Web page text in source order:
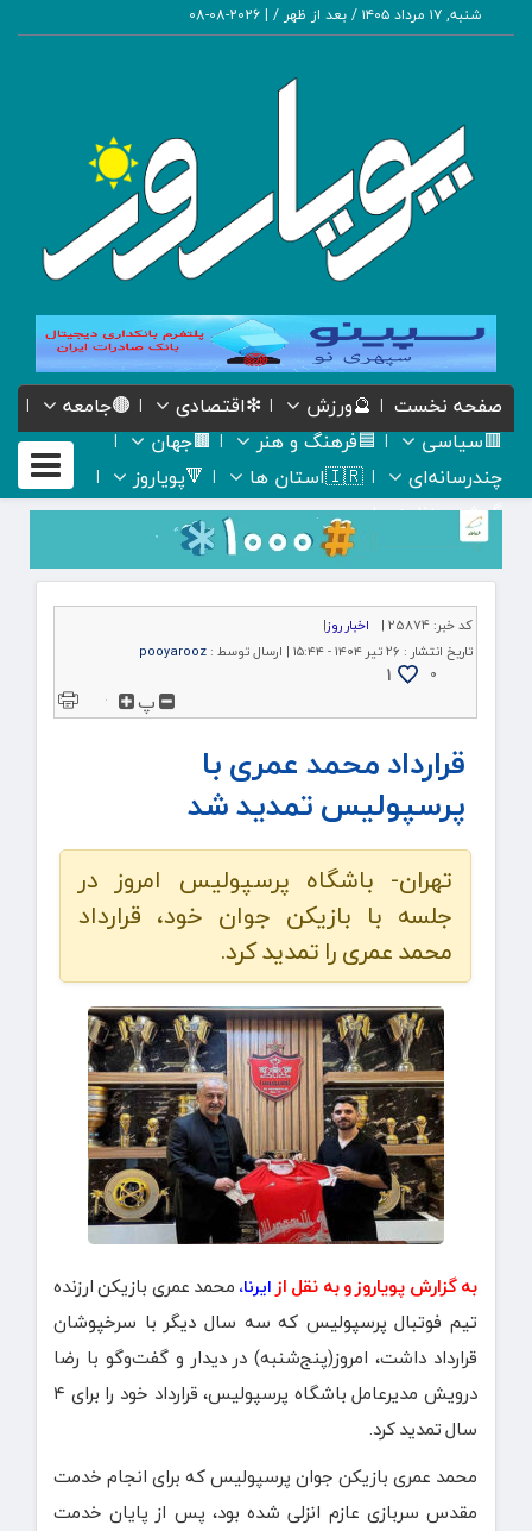
شنبه, ۱۷ مرداد ۱۴۰۵ / بعد از ظهر / |
2026-08-08
صفحه نخست 🔮ورزش ❇اقتصادی
🟤جامعه
🟥سیاسی
🟦فرهنگ و هنر
🟫جهان
چندرسانه‌ای
🇮🇷استان ها
🔻پویاروز
گیشه روزنامه ها
کد خبر: 25874 | اخبار روز|
تاریخ انتشار : ۲۶ تیر ۱۴۰۴ - ۱۵:۴۴ | ارسال توسط : pooyarooz
۰
1
پ
قرارداد محمد عمری با
پرسپولیس تمدید شد
تهران- باشگاه پرسپولیس امروز در
جلسه با بازیکن جوان خود، قرارداد
محمد عمری را تمدید کرد.
به گزارش پویاروز و به نقل ازایرنا، محمد عمری بازیکن ارزنده
تیم فوتبال پرسپولیس که سه سال دیگر با سرخپوشان
قرارداد داشت، امروز(پنج‌شنبه) در دیدار و گفت‌وگو با رضا
درویش مدیرعامل باشگاه پرسپولیس، قرارداد خود را برای ۴
سال تمدید کرد.
محمد عمری بازیکن جوان پرسپولیس که برای انجام خدمت
مقدس سربازی عازم انزلی شده بود، پس از پایان خدمت